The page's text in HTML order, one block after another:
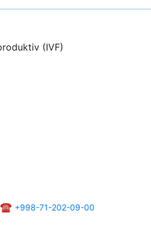
(IVF)
☎️ +998-71-202-09-00